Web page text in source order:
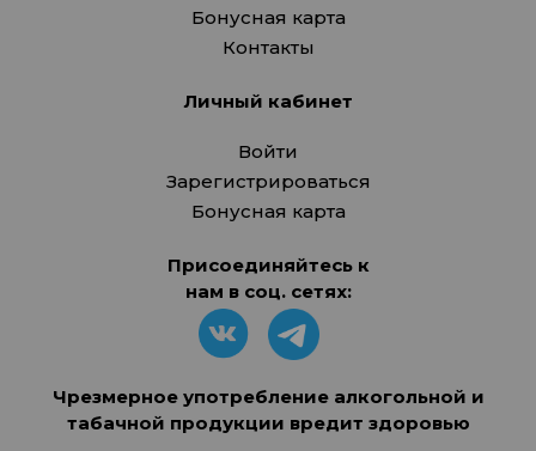
Бонусная карта
Контакты
Личный кабинет
Войти
Зарегистрироваться
Бонусная карта
Присоединяйтесь к
нам в соц. сетях:
Чрезмерное употребление алкогольной и
табачной продукции вредит здоровью